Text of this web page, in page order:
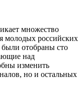
множество
молодых российских
были отобраны сто
над
изменить
но и остальных